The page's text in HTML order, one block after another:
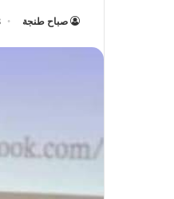
صباح طنجة